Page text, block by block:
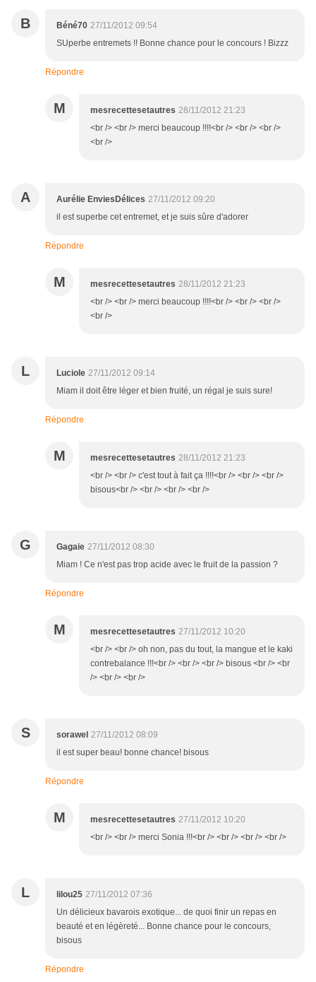
B Béné70 27/11/2012 09:54
SUperbe entremets !! Bonne chance pour le concours ! Bizzz
Répondre
M mesrecettesetautres 28/11/2012 21:23
<br /> <br /> merci beaucoup !!!!<br /> <br /> <br />
<br />
A Aurélie EnviesDélices 27/11/2012 09:20
il est superbe cet entremet, et je suis sûre d'adorer
Répondre
M mesrecettesetautres 28/11/2012 21:23
<br /> <br /> merci beaucoup !!!!<br /> <br /> <br />
<br />
L Luciole 27/11/2012 09:14
Miam il doit être léger et bien fruité, un régal je suis sure!
Répondre
M mesrecettesetautres 28/11/2012 21:23
<br /> <br /> c'est tout à fait ça !!!!<br /> <br /> <br />
bisous<br /> <br /> <br /> <br />
G Gagaie 27/11/2012 08:30
Miam ! Ce n'est pas trop acide avec le fruit de la passion ?
Répondre
M mesrecettesetautres 27/11/2012 10:20
<br /> <br /> oh non, pas du tout, la mangue et le kaki
contrebalance !!!<br /> <br /> <br /> bisous <br /> <br
/> <br /> <br />
S sorawel 27/11/2012 08:09
il est super beau! bonne chance! bisous
Répondre
M mesrecettesetautres 27/11/2012 10:20
<br /> <br /> merci Sonia !!!<br /> <br /> <br /> <br />
L lilou25 27/11/2012 07:36
Un délicieux bavarois exotique... de quoi finir un repas en
beauté et en légèreté... Bonne chance pour le concours,
bisous
Répondre